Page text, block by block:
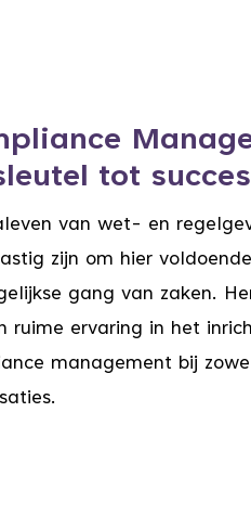
tot succes
van wet- en
zijn om hier
gang van zaken.
ruime ervaring in het
management bij